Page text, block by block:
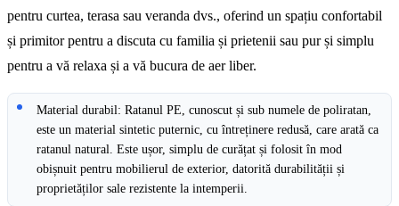
pentru curtea, terasa sau veranda dvs., oferind un spațiu confortabil
și primitor pentru a discuta cu familia și prietenii sau pur și simplu
pentru a vă relaxa și a vă bucura de aer liber.
Material durabil: Ratanul PE, cunoscut și sub numele de poliratan,
este un material sintetic puternic, cu întreținere redusă, care arată ca
ratanul natural. Este ușor, simplu de curățat și folosit în mod
obișnuit pentru mobilierul de exterior, datorită durabilității și
proprietăților sale rezistente la intemperii.